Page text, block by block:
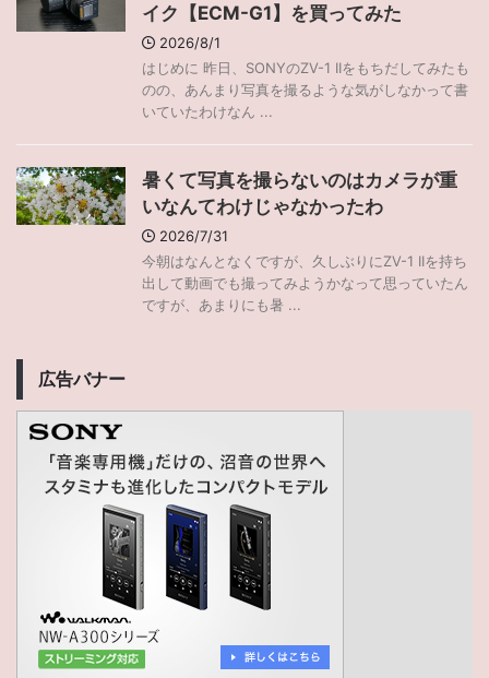
イク【ECM-G1】を買ってみた
2026/8/1
はじめに 昨日、SONYのZV-1 IIをもちだしてみたも
のの、あんまり写真を撮るような気がしなかって書
いていたわけなん ...
暑くて写真を撮らないのはカメラが重
いなんてわけじゃなかったわ
2026/7/31
今朝はなんとなくですが、久しぶりにZV-1 IIを持ち
出して動画でも撮ってみようかなって思っていたん
ですが、あまりにも暑 ...
広告バナー